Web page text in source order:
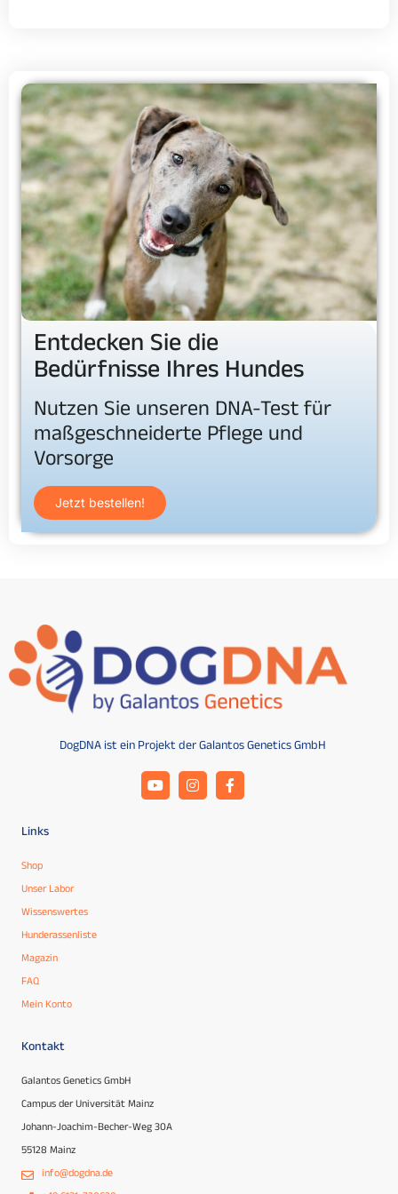
Entdecken Sie die
Bedürfnisse Ihres Hundes
Nutzen Sie unseren DNA-Test für
maßgeschneiderte Pflege und
Vorsorge
Jetzt bestellen!
DogDNA ist ein Projekt der Galantos Genetics GmbH
Links
Shop
Unser Labor
Wissenswertes
Hunderassenliste
Magazin
FAQ
Mein Konto
Kontakt
Galantos Genetics GmbH
Campus der Universität Mainz
Johann-Joachim-Becher-Weg 30A
55128 Mainz
info@dogdna.de